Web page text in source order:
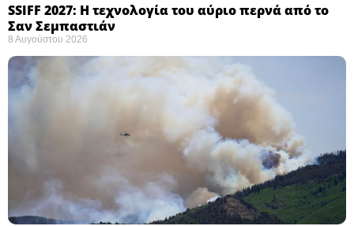
SSIFF 2027: Η τεχνολογία του αύριο περνά από το
Σαν Σεμπαστιάν ​
8 Αυγούστου 2026